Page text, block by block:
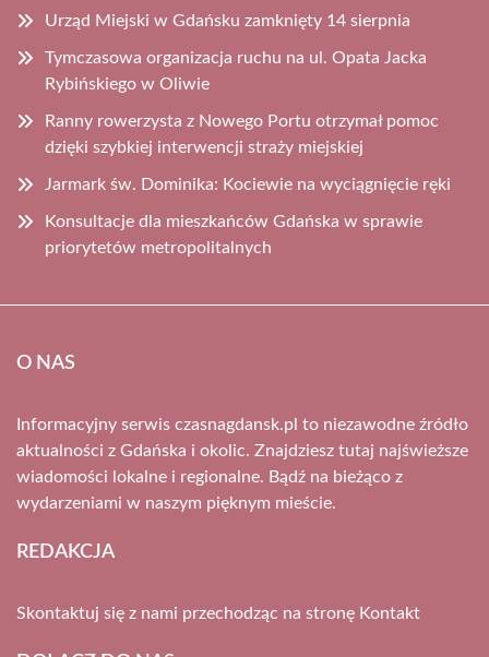
Urząd Miejski w Gdańsku zamknięty 14 sierpnia
Tymczasowa organizacja ruchu na ul. Opata Jacka
Rybińskiego w Oliwie
Ranny rowerzysta z Nowego Portu otrzymał pomoc
dzięki szybkiej interwencji straży miejskiej
Jarmark św. Dominika: Kociewie na wyciągnięcie ręki
Konsultacje dla mieszkańców Gdańska w sprawie
priorytetów metropolitalnych
O NAS
Informacyjny serwis czasnagdansk.pl to niezawodne źródło
aktualności z Gdańska i okolic. Znajdziesz tutaj najświeższe
wiadomości lokalne i regionalne. Bądź na bieżąco z
wydarzeniami w naszym pięknym mieście.
REDAKCJA
Skontaktuj się z nami przechodząc na stronę Kontakt